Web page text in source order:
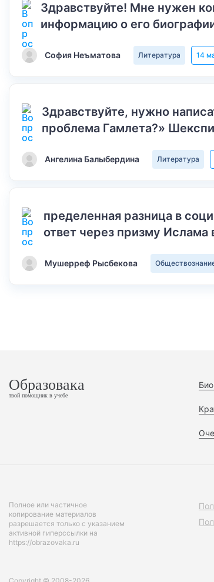
Здравствуйте! Мне нужен
информацию о его
София Неъматова Литература 14
Здравствуйте, нужно
проблема Гамлета?»
Ангелина Балыбердина Литература
пределенная разница в
ответ через призму Ислама
Мушерреф Рысбекова
Образовака
твой помощник в учебе
Полное или частичное
копирование материалов
разрешается только с указанием
активной гиперссылки на
https://obrazovaka.ru